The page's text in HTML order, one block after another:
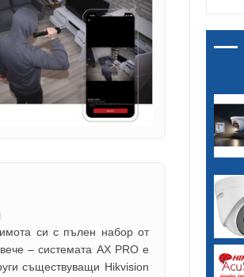
си с пълен набор от
– системата AX PRO е
съществуващи Hikvision